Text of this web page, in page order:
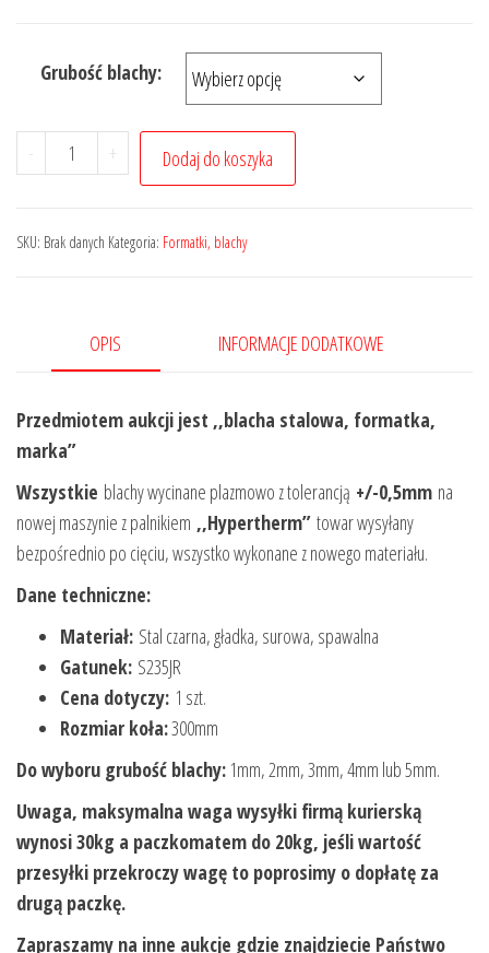
11,00 zł
55,00 zł
Grubość blachy:
-
ilość
Blacha
formatka
300mm
+ Dodaj do koszyka
SKU: Brak danych Kategoria: Formatki, blachy
OPIS INFORMACJE DODATKOWE
Przedmiotem aukcji jest ,,blacha stalowa, formatka,
marka”
Wszystkie blachy wycinane plazmowo z tolerancją +/-0,5mm na
nowej maszynie z palnikiem ,,Hypertherm” towar wysyłany
bezpośrednio po cięciu, wszystko wykonane z nowego materiału.
Dane techniczne:
Materiał: Stal czarna, gładka, surowa, spawalna
Gatunek: S235JR
Cena dotyczy: 1 szt.
Rozmiar koła:300mm
Do wyboru grubość blachy: 1mm, 2mm, 3mm, 4mm lub 5mm.
Uwaga, maksymalna waga wysyłki firmą kurierską
wynosi 30kg a paczkomatem do 20kg, jeśli wartość
przesyłki przekroczy wagę to poprosimy o dopłatę za
drugą paczkę.
Zapraszamy na inne aukcje gdzie znajdziecie Państwo